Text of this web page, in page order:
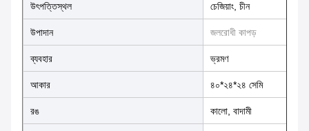
উৎপত্তিস্থল চেজিয়াং, চীন
উপাদান জলরোধী কাপড়
ব্যবহার ভ্রমণ
আকার ৪০*২৪*২৪ সেমি
রঙ কালো, বাদামী